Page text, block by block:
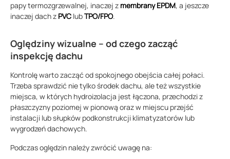
papy termozgrzewalnej, inaczej z membrany EPDM, a jeszcze
inaczej dach z PVC lubTPO/FPO.
Oględziny wizualne – od czego zacząć
inspekcję dachu
Kontrolę warto zacząć od spokojnego obejścia całej połaci.
Trzeba sprawdzić nie tylko środek dachu, ale też wszystkie
miejsca, w których hydroizolacja jest łączona, przechodzi z
płaszczyzny poziomej w pionową oraz w miejscu przejść
instalacji lub słupków podkonstrukcji klimatyzatorów lub
wygrodzeń dachowych.
Podczas oględzin należy zwrócić uwagę na: